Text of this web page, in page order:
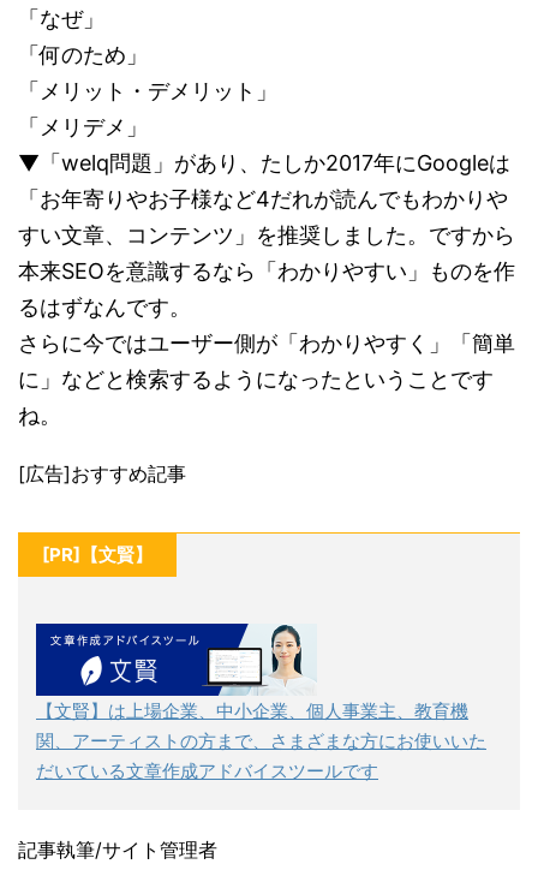
「なぜ」
「何のため」
「メリット・デメリット」
「メリデメ」
▼「welq問題」があり、たしか2017年にGoogleは
「お年寄りやお子様など4だれが読んでもわかりや
すい文章、コンテンツ」を推奨しました。ですから
本来SEOを意識するなら「わかりやすい」ものを作
るはずなんです。
さらに今ではユーザー側が「わかりやすく」「簡単
に」などと検索するようになったということです
ね。
[広告]おすすめ記事
[PR]【文賢】
【文賢】は上場企業、中小企業、個人事業主、教育機
関、アーティストの方まで、さまざまな方にお使いいた
だいている文章作成アドバイスツールです
記事執筆/サイト管理者